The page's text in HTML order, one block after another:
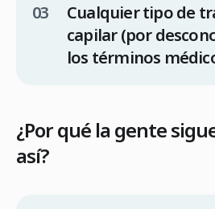
Cualquier tipo de
capilar (por
los términos
¿Por qué la gente
así?